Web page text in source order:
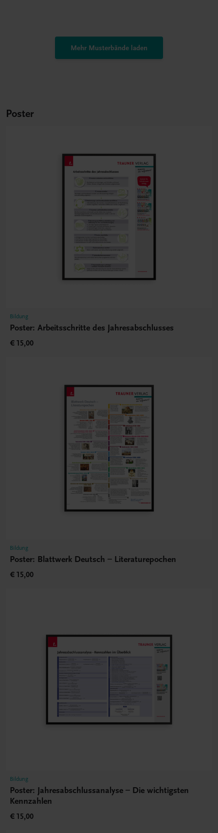
Mehr Musterbände laden
Poster
Bildung
Poster: Arbeitsschritte des Jahresabschlusses
€ 15,00
Bildung
Poster: Blattwerk Deutsch – Literaturepochen
€ 15,00
Bildung
Poster: Jahresabschlussanalyse – Die wichtigsten
Kennzahlen
€ 15,00